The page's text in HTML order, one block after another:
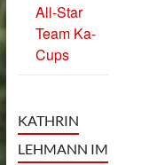
All-Star
Team Ka-
Cups
KATHRIN
LEHMANN IM